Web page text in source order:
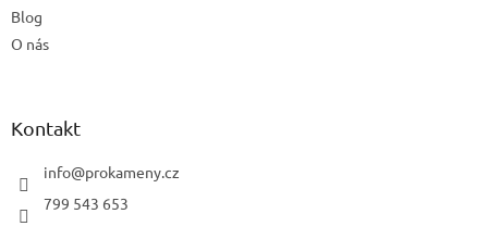
Blog
O nás
Kontakt
info@prokameny.cz
799 543 653